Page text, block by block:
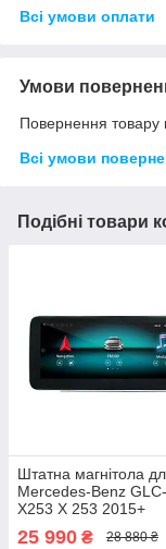
Всі умови оплати
Умови
Повернення товару
Всі умови
Подібні товари
Штатна магнітола
Mercedes-Benz
X253 X 253 2015+
25 990 ₴ 28 880 ₴